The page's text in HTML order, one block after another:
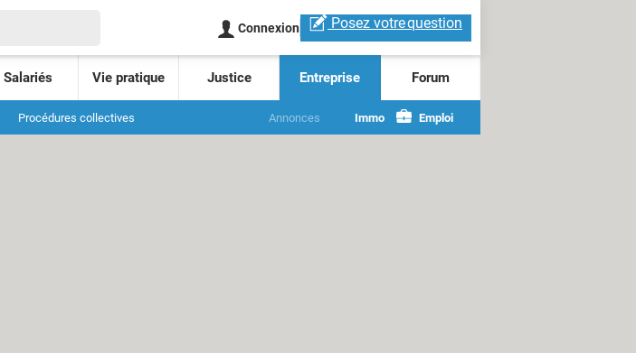
Connexion Posez votrequestion
Salariés Vie pratique Justice Entreprise Forum
Procédures collectives Annonces Immo Emploi